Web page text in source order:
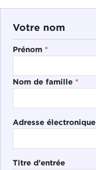
Votre nom
Prénom *
Nom de famille *
Adresse électronique
Titre d'entrée